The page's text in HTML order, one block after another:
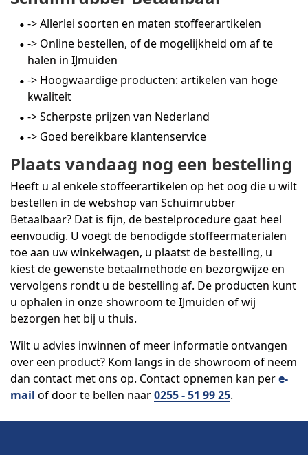
-> Allerlei soorten en maten stoffeerartikelen
-> Online bestellen, of de mogelijkheid om af te
halen in IJmuiden
-> Hoogwaardige producten: artikelen van hoge
kwaliteit
-> Scherpste prijzen van Nederland
-> Goed bereikbare klantenservice
Plaats vandaag nog een bestelling
Heeft u al enkele stoffeerartikelen op het oog die u wilt
bestellen in de webshop van Schuimrubber
Betaalbaar? Dat is fijn, de bestelprocedure gaat heel
eenvoudig. U voegt de benodigde stoffeermaterialen
toe aan uw winkelwagen, u plaatst de bestelling, u
kiest de gewenste betaalmethode en bezorgwijze en
vervolgens rondt u de bestelling af. De producten kunt
u ophalen in onze showroom te IJmuiden of wij
bezorgen het bij u thuis.
Wilt u advies inwinnen of meer informatie ontvangen
over een product? Kom langs in de showroom of neem
dan contact met ons op. Contact opnemen kan pere-
mail of door te bellen naar0255 - 51 99 25.